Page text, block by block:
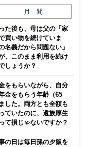
月 間
た後も、母は父の「家
買い物を続けていま
名義だから問題ない」
、このまま利用を続け
しょうか？
をもらいながら、自分
金をもらう年齢（65
した。両方とも全額も
ていたのに、遺族厚生
て損じゃないですか？
の日は毎日孫の夕飯を